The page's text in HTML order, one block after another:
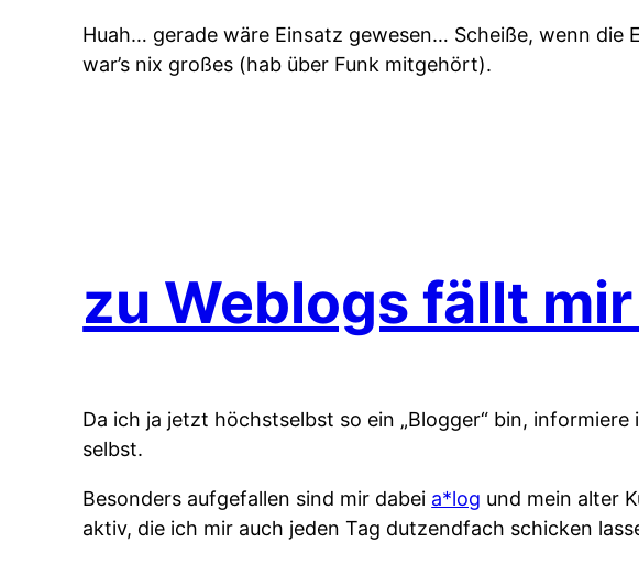
Huah… gerade wäre Einsatz gewesen… Scheiße, wenn die
war’s nix großes (hab über Funk mitgehört).
zu Weblogs fällt
Da ich ja jetzt höchstselbst so ein „Blogger“ bin,
selbst.
Besonders aufgefallen sind mir dabei a*log und mein alter
aktiv, die ich mir auch jeden Tag dutzendfach schicken